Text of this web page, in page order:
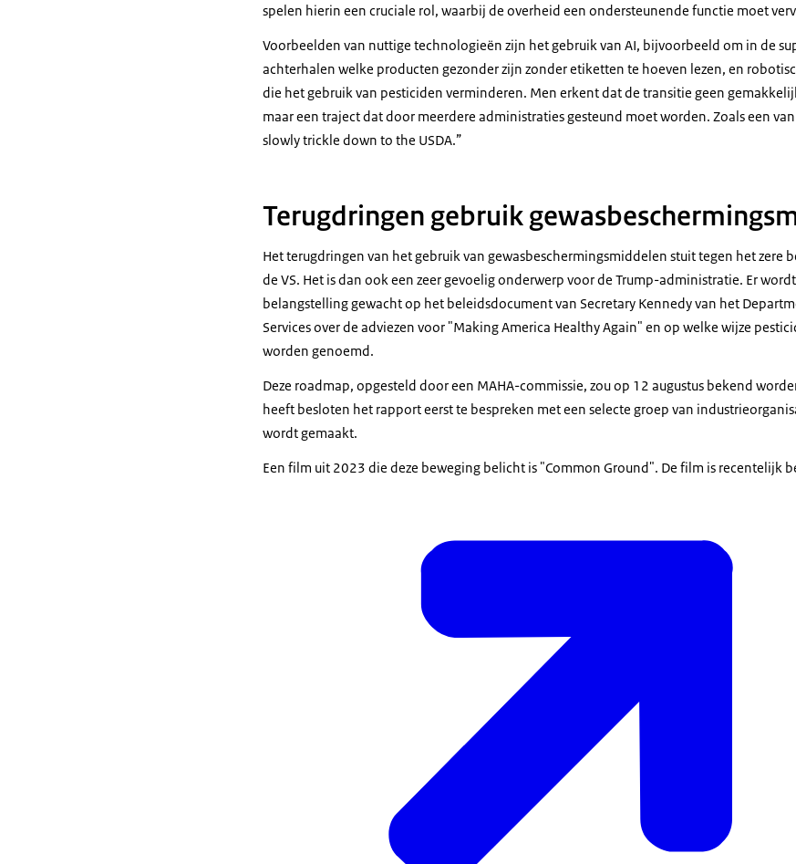
spelen hierin een cruciale rol, waarbij de overheid een ondersteunende functie moet
Voorbeelden van nuttige technologieën zijn het gebruik van AI, bijvoorbeeld om in de
achterhalen welke producten gezonder zijn zonder etiketten te hoeven lezen, en
die het gebruik van pesticiden verminderen. Men erkent dat de transitie geen
maar een traject dat door meerdere administraties gesteund moet worden. Zoals een van
slowly trickle down to the USDA.”
Terugdringen gebruik
Het terugdringen van het gebruik van gewasbeschermingsmiddelen stuit tegen het zere
de VS. Het is dan ook een zeer gevoelig onderwerp voor de Trump-administratie. Er
belangstelling gewacht op het beleidsdocument van Secretary Kennedy van het
Services over de adviezen voor "Making America Healthy Again" en op welke wijze
worden genoemd.
Deze roadmap, opgesteld door een MAHA-commissie, zou op 12 augustus bekend
heeft besloten het rapport eerst te bespreken met een selecte groep van
wordt gemaakt.
Een film uit 2023 die deze beweging belicht is "Common Ground". De film is recentelijk